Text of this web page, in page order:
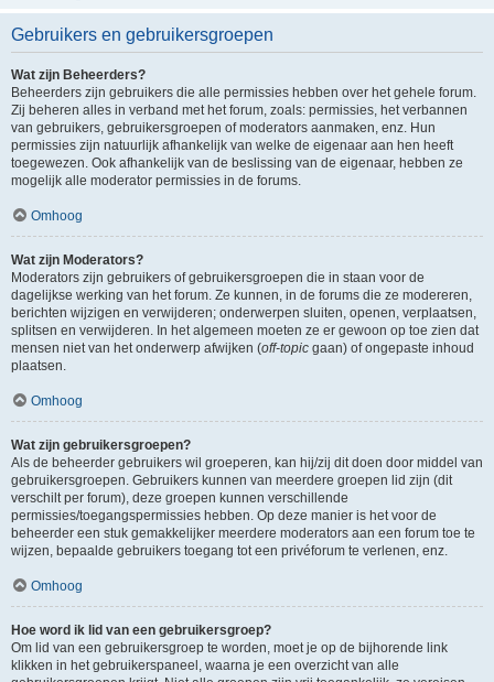
Gebruikers en gebruikersgroepen
Wat zijn Beheerders?
Beheerders zijn gebruikers die alle permissies hebben over het gehele forum.
Zij beheren alles in verband met het forum, zoals: permissies, het verbannen
van gebruikers, gebruikersgroepen of moderators aanmaken, enz. Hun
permissies zijn natuurlijk afhankelijk van welke de eigenaar aan hen heeft
toegewezen. Ook afhankelijk van de beslissing van de eigenaar, hebben ze
mogelijk alle moderator permissies in de forums.
Omhoog
Wat zijn Moderators?
Moderators zijn gebruikers of gebruikersgroepen die in staan voor de
dagelijkse werking van het forum. Ze kunnen, in de forums die ze modereren,
berichten wijzigen en verwijderen; onderwerpen sluiten, openen, verplaatsen,
splitsen en verwijderen. In het algemeen moeten ze er gewoon op toe zien dat
mensen niet van het onderwerp afwijken (off-topic gaan) of ongepaste inhoud
plaatsen.
Omhoog
Wat zijn gebruikersgroepen?
Als de beheerder gebruikers wil groeperen, kan hij/zij dit doen door middel van
gebruikersgroepen. Gebruikers kunnen van meerdere groepen lid zijn (dit
verschilt per forum), deze groepen kunnen verschillende
permissies/toegangspermissies hebben. Op deze manier is het voor de
beheerder een stuk gemakkelijker meerdere moderators aan een forum toe te
wijzen, bepaalde gebruikers toegang tot een privéforum te verlenen, enz.
Omhoog
Hoe word ik lid van een gebruikersgroep?
Om lid van een gebruikersgroep te worden, moet je op de bijhorende link
klikken in het gebruikerspaneel, waarna je een overzicht van alle